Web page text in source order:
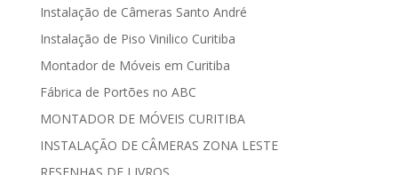
Instalação de Câmeras Santo André
Instalação de Piso Vinilico Curitiba
Montador de Móveis em Curitiba
Fábrica de Portões no ABC
MONTADOR DE MÓVEIS CURITIBA
INSTALAÇÃO DE CÂMERAS ZONA LESTE